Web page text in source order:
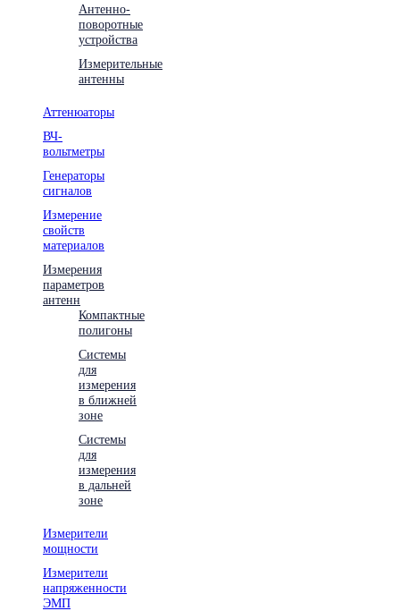
Антенно-
поворотные
устройства
Измерительные
антенны
Аттенюаторы
ВЧ-
вольтметры
Генераторы
сигналов
Измерение
свойств
материалов
Измерения
параметров
антенн
Компактные
полигоны
Системы
для
измерения
в ближней
зоне
Системы
для
измерения
в дальней
зоне
Измерители
мощности
Измерители
напряженности
ЭМП